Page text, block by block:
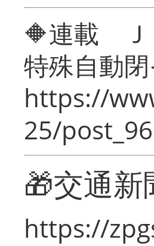
🔶連載 Ｊ
特殊自動
https://
25/
🎁交通
https://